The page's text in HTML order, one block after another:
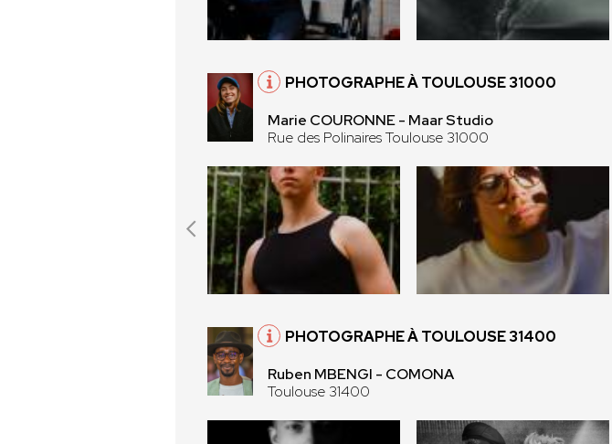
PHOTOGRAPHE À TOULOUSE 31000
Marie COURONNE - Maar Studio
Rue des Polinaires Toulouse 31000
PHOTOGRAPHE À TOULOUSE 31400
Ruben MBENGI - COMONA
Toulouse 31400